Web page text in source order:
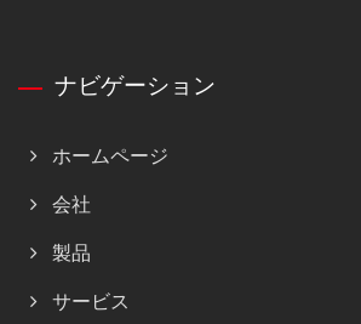
ナビゲーション
ホームページ
会社
製品
サービス